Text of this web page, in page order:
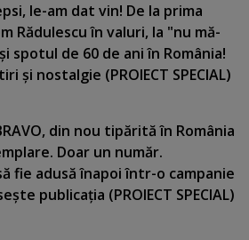
le-am dat vin! De la prima
Rădulescu în valuri, la "nu mă-
spotul de 60 de ani în România!
şi nostalgie (PROIECT SPECIAL)
din nou tipărită în România
Doar un număr.
fie adusă înapoi într-o campanie
publicaţia (PROIECT SPECIAL)